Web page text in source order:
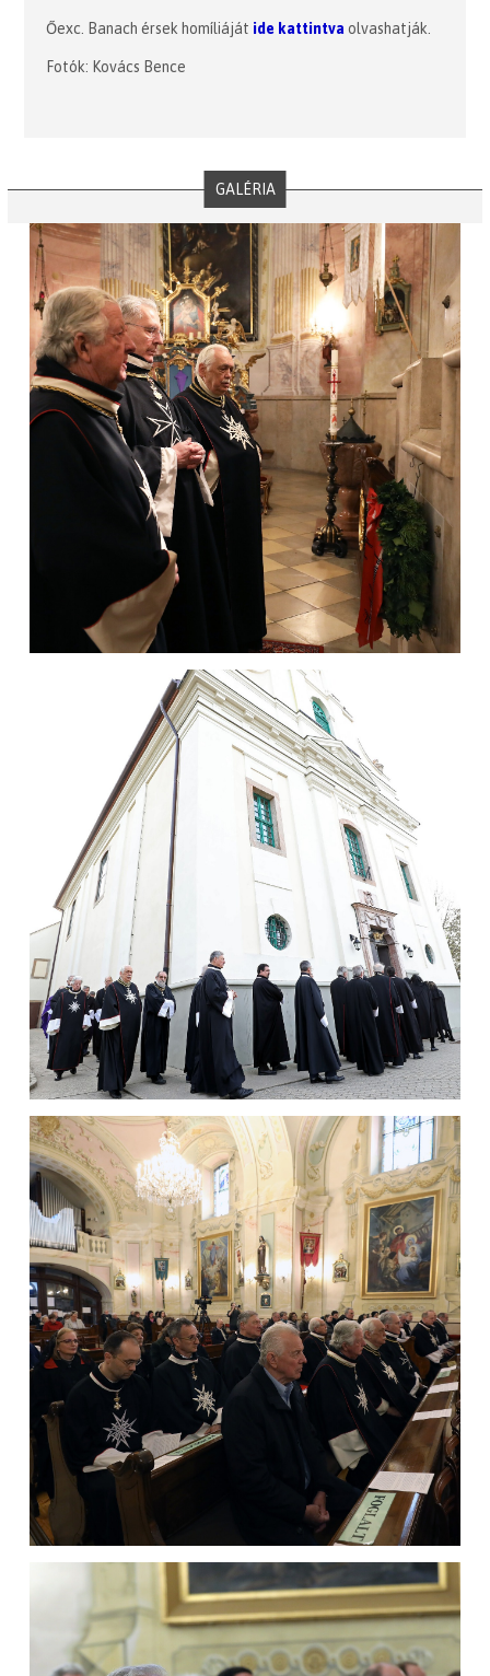
Őexc. Banach érsek homíliáját ide kattintva olvashatják.
Fotók: Kovács Bence
GALÉRIA